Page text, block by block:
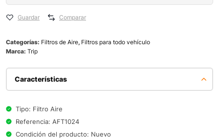
Guardar Comparar
Categorías: Filtros de Aire, Filtros para todo vehículo
Marca: Trip
Características
Tipo: Filtro Aire
Referencia: AFT1024
Condición del producto: Nuevo